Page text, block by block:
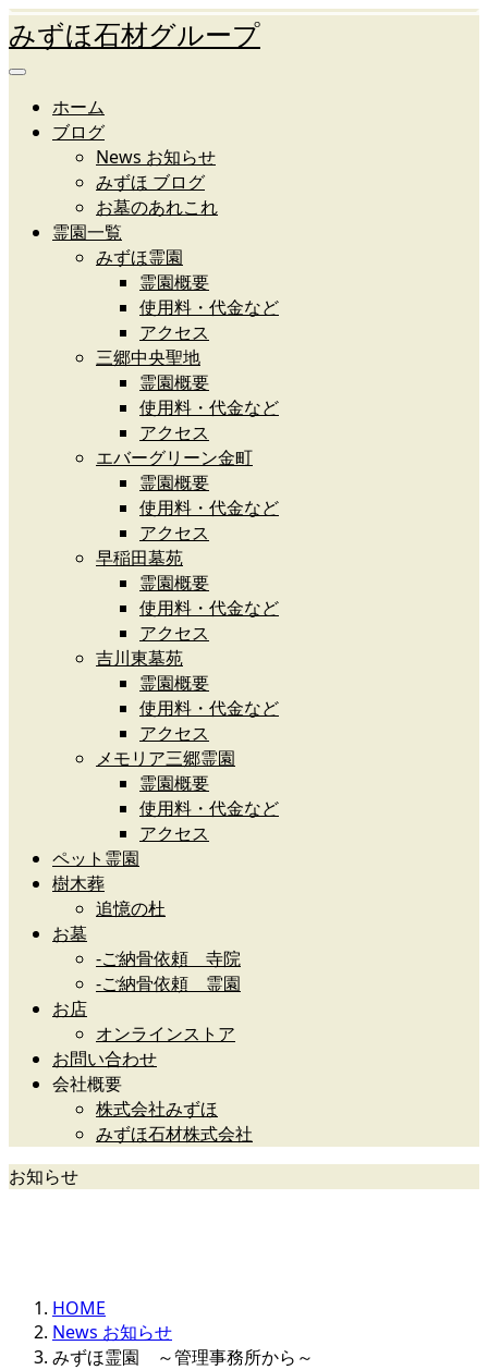
みずほ石材グループ
ホーム
ブログ
News お知らせ
みずほ ブログ
お墓のあれこれ
霊園一覧
みずほ霊園
霊園概要
使用料・代金など
アクセス
三郷中央聖地
霊園概要
使用料・代金など
アクセス
エバーグリーン金町
霊園概要
使用料・代金など
アクセス
早稲田墓苑
霊園概要
使用料・代金など
アクセス
吉川東墓苑
霊園概要
使用料・代金など
アクセス
メモリア三郷霊園
霊園概要
使用料・代金など
アクセス
ペット霊園
樹木葬
追憶の杜
お墓
-ご納骨依頼 寺院
-ご納骨依頼 霊園
お店
オンラインストア
お問い合わせ
会社概要
株式会社みずほ
みずほ石材株式会社
お知らせ
HOME
News お知らせ
みずほ霊園 ～管理事務所から～